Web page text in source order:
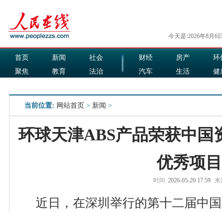
今天是:2026年8月6
首页 新闻
社会
聚焦
教育
法治
财经 房产
环
汽车
生活
健
当前位置: 网站首页 > 新闻 >
环球天津ABS产品荣获中国
优秀项目
时间: 2026-05-20 17:59 来
近日，在深圳举行的第十二届中